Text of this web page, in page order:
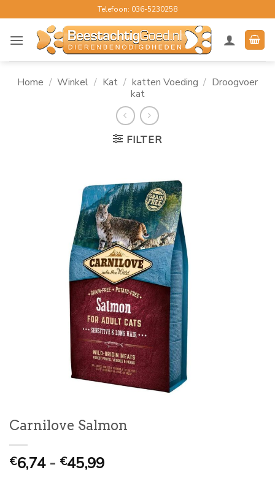
naar
inhoud
Telefoon: 036-5230258
Home / Winkel / Kat / katten Voeding / Droogvoer
kat
FILTER
Carnilove Salmon
€6,74 - €45,99Prijsklasse: